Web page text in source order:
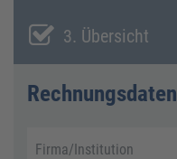
3. Übersicht
Rechnungsdaten
Firma/Institution